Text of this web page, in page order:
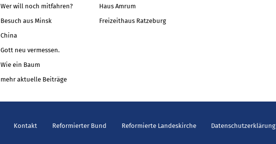
Wer will noch mitfahren?
Besuch aus Minsk
China
Gott neu vermessen.
Wie ein Baum
mehr aktuelle Beiträge
Haus Amrum
Freizeithaus Ratzeburg
Kontakt Reformierter Bund Reformierte Landeskirche Datenschutzerklärung